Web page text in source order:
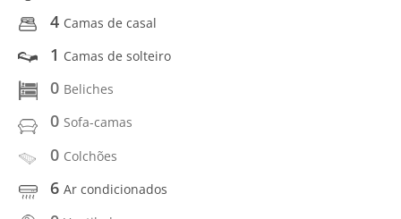
4 Camas de casal
1 Camas de solteiro
0 Beliches
0 Sofa-camas
0 Colchões
6 Ar condicionados